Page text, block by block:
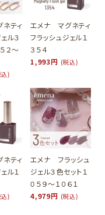
ティ
ル３
２～
)
エメナ マグネティ
フラッシュジェル１
３５４
1,993円 (税込)
ティ
ル１
)
エメナ フラッシュ
ジェル３色セット１
０５９～１０６１
4,979円 (税込)